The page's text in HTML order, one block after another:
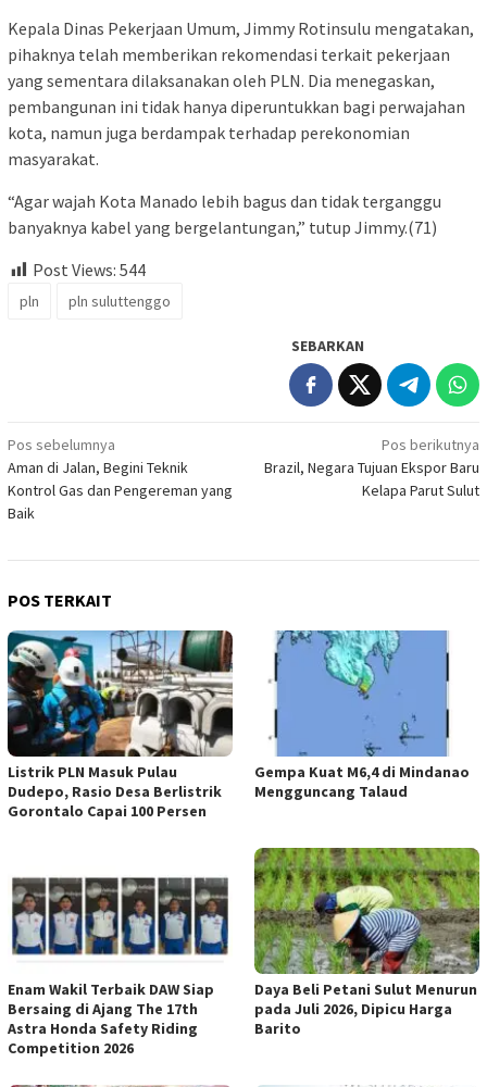
Kepala Dinas Pekerjaan Umum, Jimmy Rotinsulu mengatakan,
pihaknya telah memberikan rekomendasi terkait pekerjaan
yang sementara dilaksanakan oleh PLN. Dia menegaskan,
pembangunan ini tidak hanya diperuntukkan bagi perwajahan
kota, namun juga berdampak terhadap perekonomian
masyarakat.
“Agar wajah Kota Manado lebih bagus dan tidak terganggu
banyaknya kabel yang bergelantungan,” tutup Jimmy.(71)
Post Views: 544
pln pln suluttenggo
SEBARKAN
Navigasi
pos
Pos sebelumnya
Aman di Jalan, Begini Teknik
Kontrol Gas dan Pengereman yang
Baik
Pos berikutnya
Brazil, Negara Tujuan Ekspor Baru
Kelapa Parut Sulut
POS TERKAIT
Listrik PLN Masuk Pulau
Dudepo, Rasio Desa Berlistrik
Gorontalo Capai 100 Persen
Gempa Kuat M6,4 di Mindanao
Mengguncang Talaud
Enam Wakil Terbaik DAW Siap
Bersaing di Ajang The 17th
Astra Honda Safety Riding
Competition 2026
Daya Beli Petani Sulut Menurun
pada Juli 2026, Dipicu Harga
Barito